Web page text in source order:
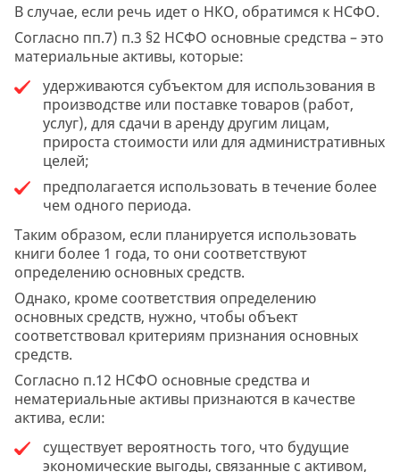
В случае, если речь идет о НКО, обратимся к НСФО.
Согласно пп.7) п.3 §2 НСФО основные средства – это
материальные активы, которые:
удерживаются субъектом для использования в
производстве или поставке товаров (работ,
услуг), для сдачи в аренду другим лицам,
прироста стоимости или для административных
целей;
предполагается использовать в течение более
чем одного периода.
Таким образом, если планируется использовать
книги более 1 года, то они соответствуют
определению основных средств.
Однако, кроме соответствия определению
основных средств, нужно, чтобы объект
соответствовал критериям признания основных
средств.
Согласно п.12 НСФО основные средства и
нематериальные активы признаются в качестве
актива, если:
существует вероятность того, что будущие
экономические выгоды, связанные с активом,